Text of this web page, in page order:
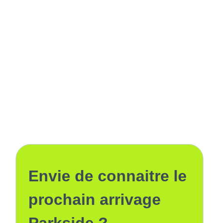
Envie de connaitre le
prochain arrivage